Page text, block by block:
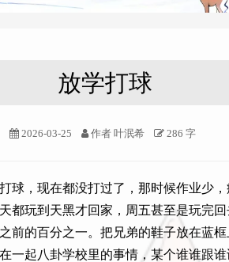
放学打球
2026-03-25 作者 叶泯希 286 字
球，现在都没打过了，那时候作业少
都玩到天黑才回家，周五甚至是玩完
前的百分之一。把兄弟的鞋子放在蓝
一起八卦学校里的事情，某个谁谁跟